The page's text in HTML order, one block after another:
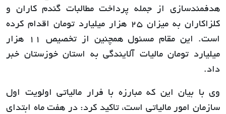
هدفمندسازی از جمله پرداخت مطالبات گندم کاران و
کلزاکاران به میزان 25 هزار میلیارد تومان اقدام کرده
است. این مقام مسئول همچنین از تخصیص 11 هزار
میلیارد تومان مالیات آلایندگی به استان خوزستان خبر
داد.
وی با بیان این که مبارزه با فرار مالیاتی اولویت اول
سازمان امور مالیاتی است، تاکید کرد: در هفت ماه ابتدای